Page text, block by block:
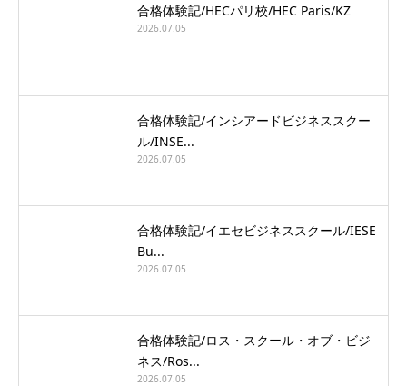
合格体験記/HECパリ校/HEC Paris/KZ
2026.07.05
合格体験記/インシアードビジネススクー
ル/INSE...
2026.07.05
合格体験記/イエセビジネススクール/IESE
Bu...
2026.07.05
合格体験記/ロス・スクール・オブ・ビジ
ネス/Ros...
2026.07.05